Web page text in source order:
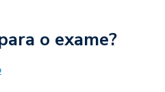
o exame?